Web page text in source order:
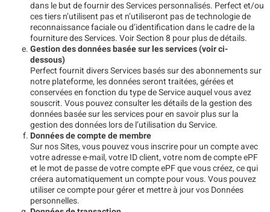
dans le but de fournir des Services personnalisés. Perfect et/ou
ces tiers n’utilisent pas et n’utiliseront pas de technologie de
reconnaissance faciale ou d’identification dans le cadre de la
fourniture des Services. Voir Section 8 pour plus de détails.
Gestion des données basée sur les services (voir ci-
dessous)
Perfect fournit divers Services basés sur des abonnements sur
notre plateforme, les données seront traitées, gérées et
conservées en fonction du type de Service auquel vous avez
souscrit. Vous pouvez consulter les détails de la gestion des
données basée sur les services pour en savoir plus sur la
gestion des données lors de l’utilisation du Service.
Données de compte de membre
Sur nos Sites, vous pouvez vous inscrire pour un compte avec
votre adresse e-mail, votre ID client, votre nom de compte ePF
et le mot de passe de votre compte ePF que vous créez, ce qui
créera automatiquement un compte pour vous. Vous pouvez
utiliser ce compte pour gérer et mettre à jour vos Données
personnelles.